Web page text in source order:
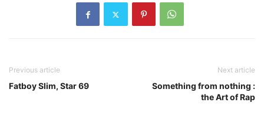
Previous article
Fatboy Slim, Star 69
Next article
Something from nothing :
the Art of Rap